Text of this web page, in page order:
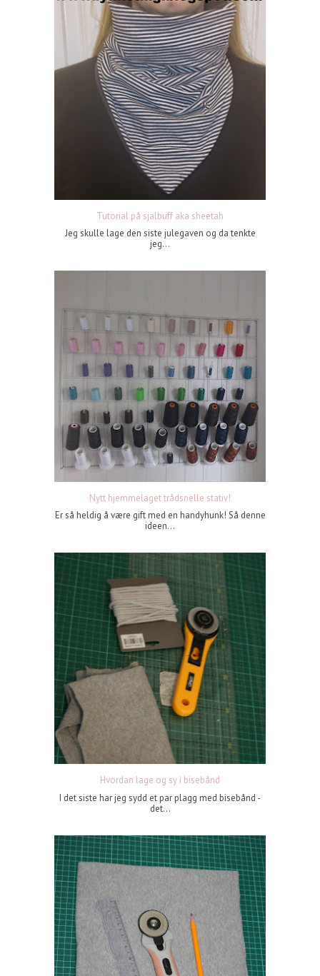
Tutorial på sjalbuff aka sheetah
Jeg skulle lage den siste julegaven og da tenkte
jeg...
Nytt hjemmelaget trådsnelle stativ!
Er så heldig å være gift med en handyhunk! Så denne
ideen...
Hvordan lage og sy i bisebånd
I det siste har jeg sydd et par plagg med bisebånd -
det...